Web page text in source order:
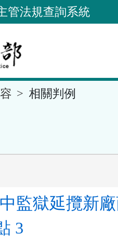
管法規查詢系統
相關判例
監獄延攬新
3